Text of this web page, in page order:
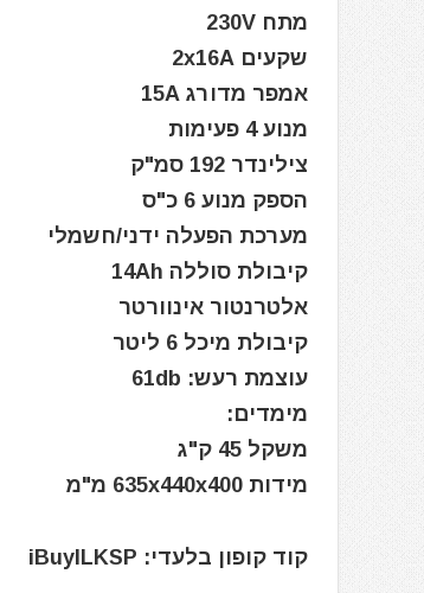
מתח 230V
שקעים 2x16A
אמפר מדורג 15A
מנוע 4 פעימות
צילינדר 192 סמ"ק
הספק מנוע 6 כ"ס
מערכת הפעלה ידני/חשמלי
קיבולת סוללה 14Ah
אלטרנטור אינוורטר
קיבולת מיכל 6 ליטר
עוצמת רעש: 61db
מימדים:
משקל 45 ק"ג
מידות 635x440x400 מ"מ
קוד קופון בלעדי: iBuyILKSP